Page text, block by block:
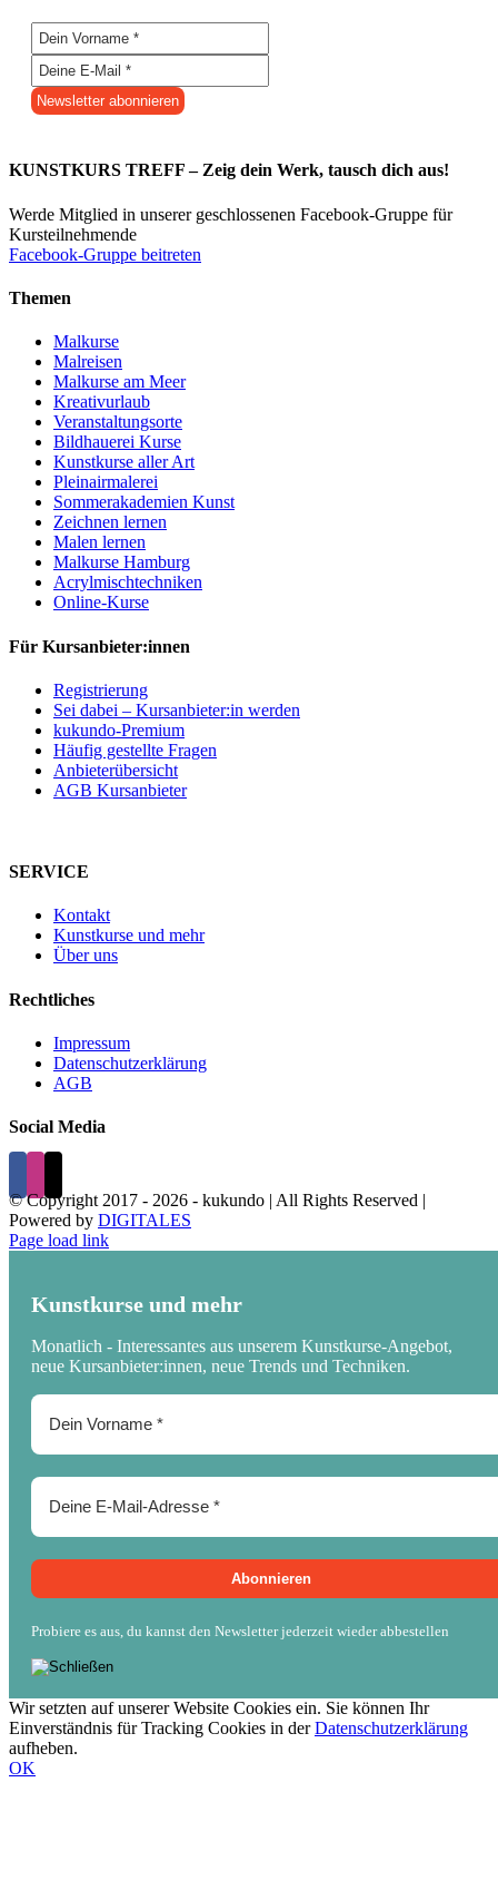
KUNSTKURS TREFF – Zeig dein Werk, tausch dich aus!
Werde Mitglied in unserer geschlossenen Facebook-Gruppe für
Kursteilnehmende
Facebook-Gruppe beitreten
Themen
Malkurse
Malreisen
Malkurse am Meer
Kreativurlaub
Veranstaltungsorte
Bildhauerei Kurse
Kunstkurse aller Art
Pleinairmalerei
Sommerakademien Kunst
Zeichnen lernen
Malen lernen
Malkurse Hamburg
Acrylmischtechniken
Online-Kurse
Für Kursanbieter:innen
Registrierung
Sei dabei – Kursanbieter:in werden
kukundo-Premium
Häufig gestellte Fragen
Anbieterübersicht
AGB Kursanbieter
SERVICE
Kontakt
Kunstkurse und mehr
Über uns
Rechtliches
Impressum
Datenschutzerklärung
AGB
Social Media
© Copyright 2017 - 2026 - kukundo | All Rights Reserved |
Powered by DIGITALES
Page load link
Kunstkurse und mehr
Monatlich - Interessantes aus unserem Kunstkurse-Angebot,
neue Kursanbieter:innen, neue Trends und Techniken.
Probiere es aus, du kannst den Newsletter jederzeit wieder abbestellen
Wir setzten auf unserer Website Cookies ein. Sie können Ihr
Einverständnis für Tracking Cookies in derDatenschutzerklärung
aufheben.
OK